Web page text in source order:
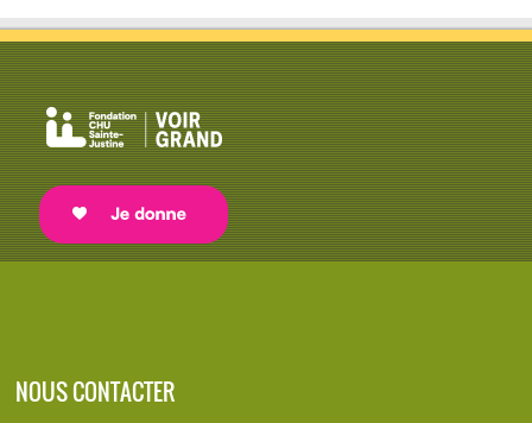
NOUS CONTACTER